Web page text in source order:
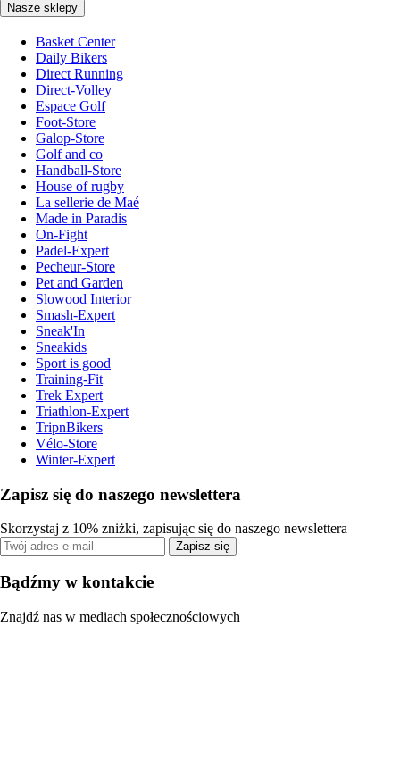
Nasze sklepy
Basket Center
Daily Bikers
Direct Running
Direct-Volley
Espace Golf
Foot-Store
Galop-Store
Golf and co
Handball-Store
House of rugby
La sellerie de Maé
Made in Paradis
On-Fight
Padel-Expert
Pecheur-Store
Pet and Garden
Slowood Interior
Smash-Expert
Sneak'In
Sneakids
Sport is good
Training-Fit
Trek Expert
Triathlon-Expert
TripnBikers
Vélo-Store
Winter-Expert
Zapisz się do naszego newslettera
Skorzystaj z 10% zniżki, zapisując się do naszego newslettera
Zapisz się
Bądźmy w kontakcie
Znajdź nas w mediach społecznościowych